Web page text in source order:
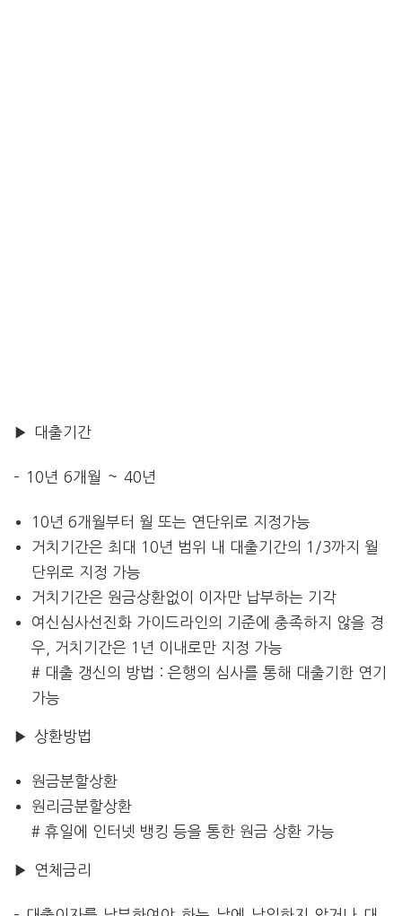
▶ 대출기간
– 10년 6개월 ~ 40년
10년 6개월부터 월 또는 연단위로 지정가능
거치기간은 최대 10년 범위 내 대출기간의 1/3까지 월
단위로 지정 가능
거치기간은 원금상환없이 이자만 납부하는 기각
여신심사선진화 가이드라인의 기준에 충족하지 않을 경
우, 거치기간은 1년 이내로만 지정 가능
# 대출 갱신의 방법 : 은행의 심사를 통해 대출기한 연기
가능
▶ 상환방법
원금분할상환
원리금분할상환
# 휴일에 인터넷 뱅킹 등을 통한 원금 상환 가능
▶ 연체금리